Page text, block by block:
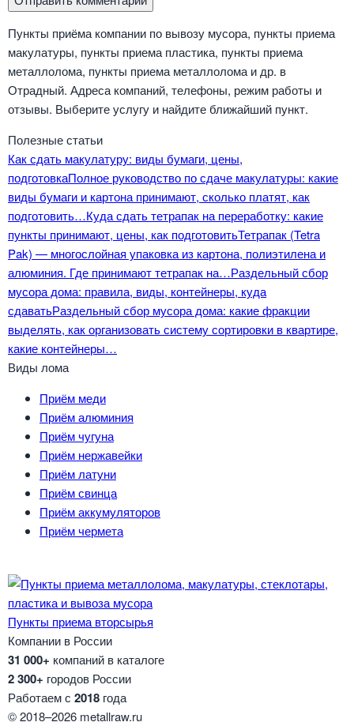
Пункты приёма компании по вывозу мусора, пункты приема
макулатуры, пункты приема пластика, пункты приема
металлолома, пункты приема металлолома и др. в
Отрадный. Адреса компаний, телефоны, режим работы и
отзывы. Выберите услугу и найдите ближайший пункт.
Полезные статьи
Как сдать макулатуру: виды бумаги, цены,
подготовкаПолное руководство по сдаче макулатуры: какие
виды бумаги и картона принимают, сколько платят, как
подготовить…Куда сдать тетрапак на переработку: какие
пункты принимают, цены, как подготовитьТетрапак (Tetra
Pak) — многослойная упаковка из картона, полиэтилена и
алюминия. Где принимают тетрапак на…Раздельный сбор
мусора дома: правила, виды, контейнеры, куда
сдаватьРаздельный сбор мусора дома: какие фракции
выделять, как организовать систему сортировки в квартире,
какие контейнеры…
Виды лома
Приём меди
Приём алюминия
Приём чугуна
Приём нержавейки
Приём латуни
Приём свинца
Приём аккумуляторов
Приём чермета
Пункты приема вторсырья
Компании в России
31 000+ компаний в каталоге
2 300+ городов России
Работаем с 2018 года
© 2018–2026 metallraw.ru